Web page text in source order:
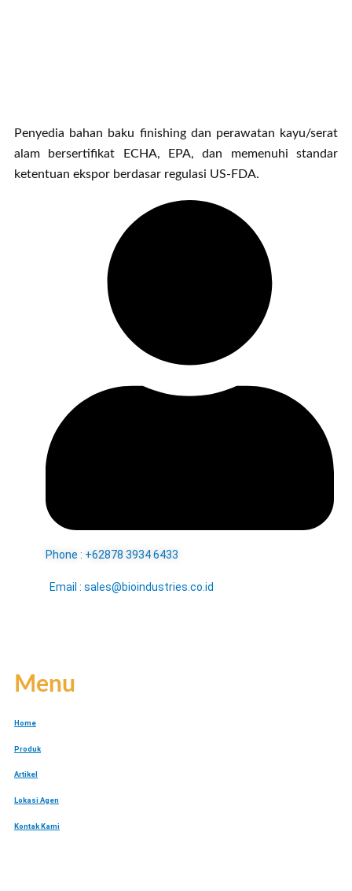
Penyedia bahan baku finishing dan perawatan kayu/serat
alam bersertifikat ECHA, EPA, dan memenuhi standar
ketentuan ekspor berdasar regulasi US-FDA.
Phone : +62878 3934 6433
Email : sales@bioindustries.co.id
Menu
Home
Produk
Artikel
Lokasi Agen
Kontak Kami